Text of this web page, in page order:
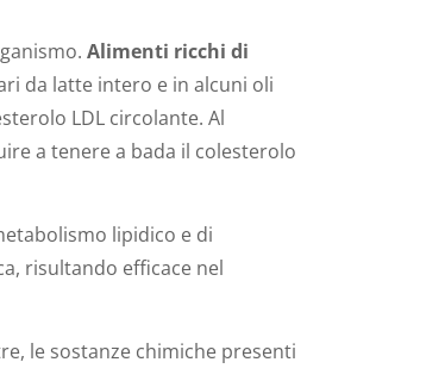
Alimenti ricchi di
da latte intero e in alcuni oli
LDL circolante. Al
a tenere a bada il colesterolo
lipidico e di
risultando efficace nel
le sostanze chimiche presenti